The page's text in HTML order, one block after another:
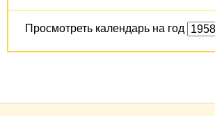
Просмотреть календарь на год